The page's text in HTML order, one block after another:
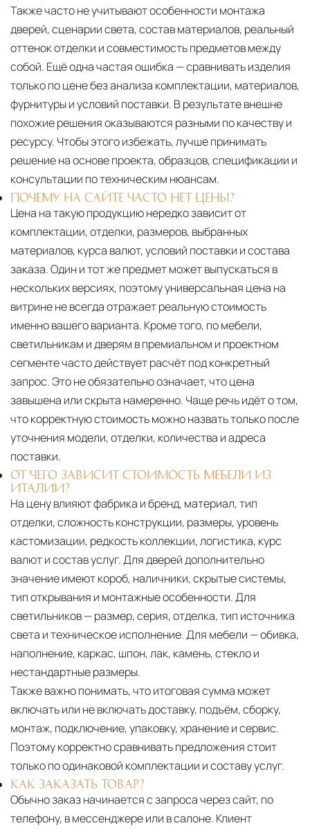
Также часто не учитывают особенности монтажа
дверей, сценарии света, состав материалов, реальный
оттенок отделки и совместимость предметов между
собой. Ещё одна частая ошибка — сравнивать изделия
только по цене без анализа комплектации, материалов,
фурнитуры и условий поставки. В результате внешне
похожие решения оказываются разными по качеству и
ресурсу. Чтобы этого избежать, лучше принимать
решение на основе проекта, образцов, спецификации и
консультации по техническим нюансам.
ПОЧЕМУ НА САЙТЕ ЧАСТО НЕТ ЦЕНЫ?
Цена на такую продукцию нередко зависит от
комплектации, отделки, размеров, выбранных
материалов, курса валют, условий поставки и состава
заказа. Один и тот же предмет может выпускаться в
нескольких версиях, поэтому универсальная цена на
витрине не всегда отражает реальную стоимость
именно вашего варианта. Кроме того, по мебели,
светильникам и дверям в премиальном и проектном
сегменте часто действует расчёт под конкретный
запрос. Это не обязательно означает, что цена
завышена или скрыта намеренно. Чаще речь идёт о том,
что корректную стоимость можно назвать только после
уточнения модели, отделки, количества и адреса
поставки.
ОТ ЧЕГО ЗАВИСИТ СТОИМОСТЬ МЕБЕЛИ ИЗ
ИТАЛИИ?
На цену влияют фабрика и бренд, материал, тип
отделки, сложность конструкции, размеры, уровень
кастомизации, редкость коллекции, логистика, курс
валют и состав услуг. Для дверей дополнительно
значение имеют короб, наличники, скрытые системы,
тип открывания и монтажные особенности. Для
светильников — размер, серия, отделка, тип источника
света и техническое исполнение. Для мебели — обивка,
наполнение, каркас, шпон, лак, камень, стекло и
нестандартные размеры.
Также важно понимать, что итоговая сумма может
включать или не включать доставку, подъём, сборку,
монтаж, подключение, упаковку, хранение и сервис.
Поэтому корректно сравнивать предложения стоит
только по одинаковой комплектации и составу услуг.
КАК ЗАКАЗАТЬ ТОВАР?
Обычно заказ начинается с запроса через сайт, по
телефону, в мессенджере или в салоне. Клиент